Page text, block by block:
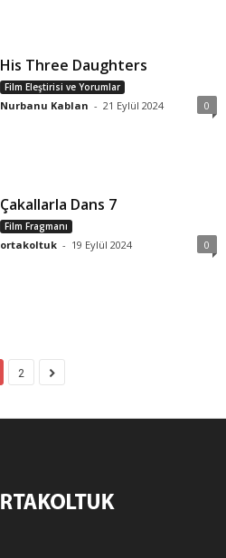
His Three Daughters
Film Eleştirisi ve Yorumlar
Nurbanu Kablan - 21 Eylül 2024 0
Çakallarla Dans 7
Film Fragmanı
ortakoltuk - 19 Eylül 2024 0
2